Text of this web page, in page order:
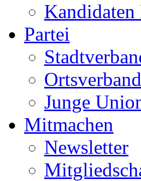
Kandidaten
Partei
Junge
Mitmachen
Newsletter